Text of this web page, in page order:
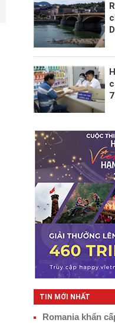
TIN MỚI NHẤT
Romania khẩn